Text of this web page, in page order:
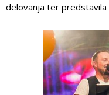
delovanja ter predstavila